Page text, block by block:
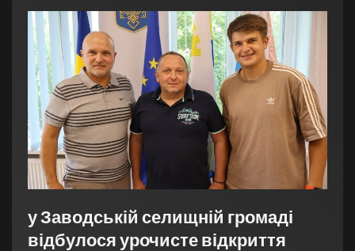
у Заводській селищній громаді
відбулося урочисте відкриття